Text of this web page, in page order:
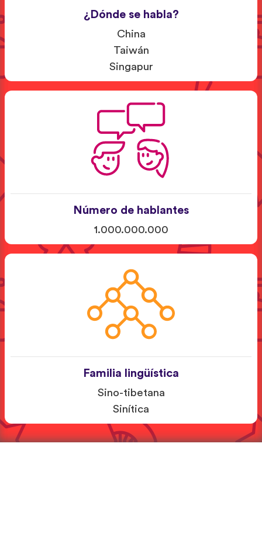
¿Dónde se habla?
China
Taiwán
Singapur
Número de hablantes
1.000.000.000
Familia lingüística
Sino-tibetana
Sinítica